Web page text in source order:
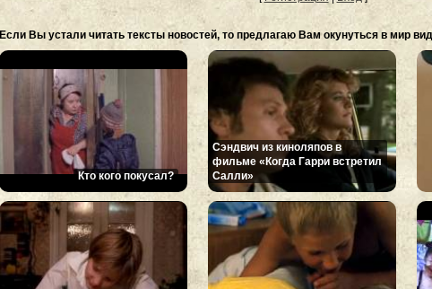
Если Вы устали читать тексты новостей, то предлагаю Вам окунуться в мир
Кто кого покусал?
Сэндвич из киноляпов в
фильме «Когда Гарри встретил
Салли»